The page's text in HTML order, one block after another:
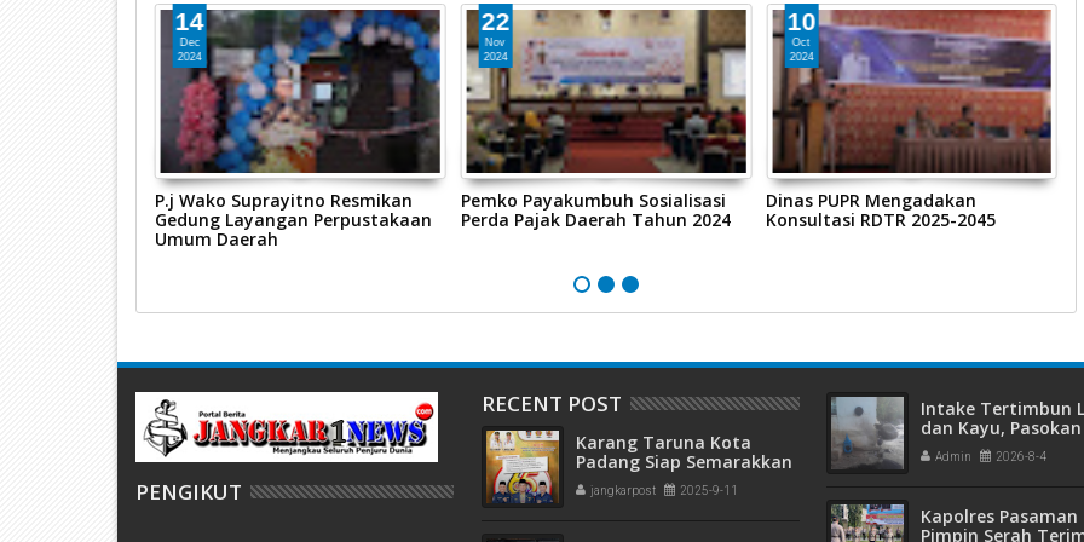
14
Dec
2024
P.j Wako Suprayitno Resmikan
Gedung Layangan Perpustakaan
Umum Daerah
22
Nov
2024
Pemko Payakumbuh Sosialisasi
Perda Pajak Daerah Tahun 2024
10
Oct
2024
Dinas PUPR Mengadakan
Konsultasi RDTR 2025-2045
PENGIKUT
RECENT POST
Karang Taruna Kota
Padang Siap Semarakkan
HUT ke-65 : Dari
Lapangan Hijau hingga
jangkarpost 2025-9-11
Intake Tertimbun
dan Kayu,
Bersih di Kota
Terganggu
Admin 2026-8-4
Kapolres
Pimpin Serah